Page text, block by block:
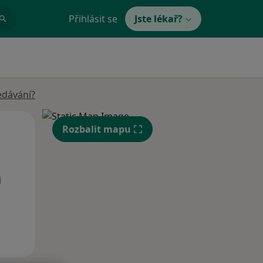
Přihlásit se Jste lékař?
Út St
12 Srpen
Rozbalit mapu